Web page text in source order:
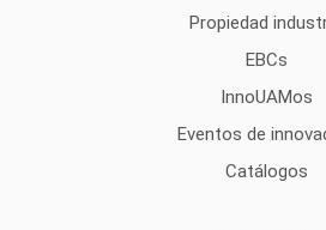
Propiedad
EBCs
InnoUAMos
Eventos de
Catálogos